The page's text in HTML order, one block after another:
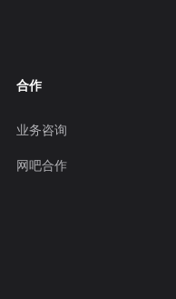
合作
业务咨询
网吧合作